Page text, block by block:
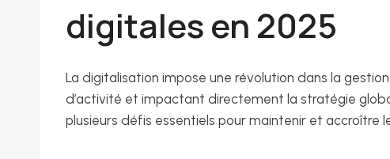
digitales en 2025
La digitalisation impose une révolution dans la
d’activité et impactant directement la stratégie
plusieurs défis essentiels pour maintenir et accroître